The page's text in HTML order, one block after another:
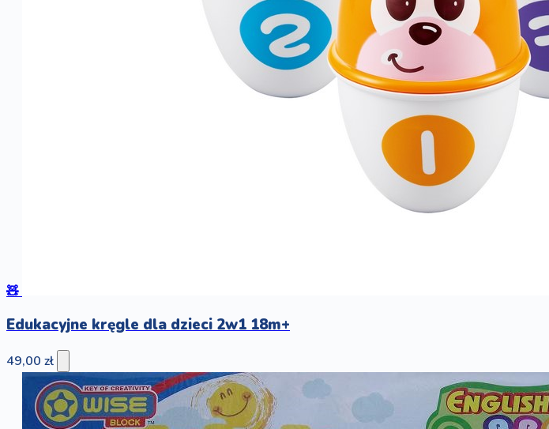
🧸
Edukacyjne kręgle dla dzieci 2w1 18m+
49,00 zł